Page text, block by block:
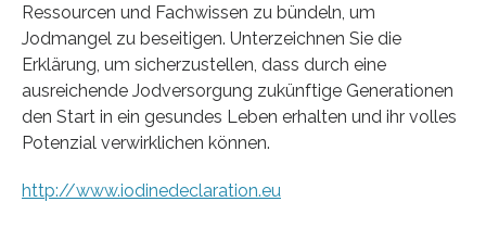
Ressourcen und Fachwissen zu bündeln, um
Jodmangel zu beseitigen. Unterzeichnen Sie die
Erklärung, um sicherzustellen, dass durch eine
ausreichende Jodversorgung zukünftige Generationen
den Start in ein gesundes Leben erhalten und ihr volles
Potenzial verwirklichen können.
http://www.iodinedeclaration.eu